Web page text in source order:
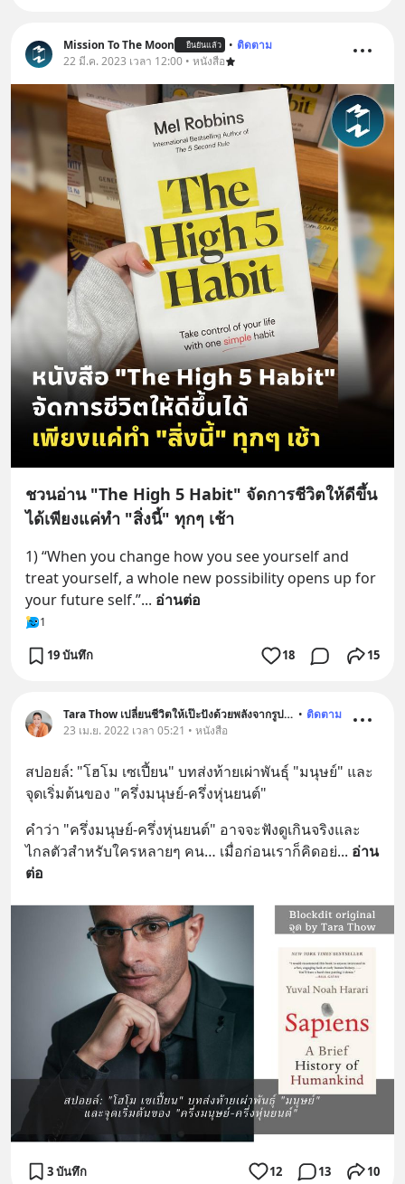
Mission To The Moon ยืนยันแล้ว • ติดตาม
22 มี.ค. 2023 เวลา 12:00 • หนังสือ
ชวนอ่าน "The High 5 Habit" จัดการชีวิตให้ดีขึ้น
ได้เพียงแค่ทำ "สิ่งนี้" ทุกๆ เช้า
1) “When you change how you see yourself and
treat yourself, a whole new possibility opens up for
your future self.”... อ่านต่อ
1
19 บันทึก 18 15
Tara Thow เปลี่ยนชีวิตให้เป๊ะปังด้วยพลังจากรูปภาพ • ติดตาม
23 เม.ย. 2022 เวลา 05:21 • หนังสือ
สปอยล์: "โฮโม เซเปี้ยน" บทส่งท้ายเผ่าพันธุ์ "มนุษย์" และ
จุดเริ่มต้นของ "ครึ่งมนุษย์-ครึ่งหุ่นยนต์"
คำว่า "ครึ่งมนุษย์-ครึ่งหุ่นยนต์" อาจจะฟังดูเกินจริงและ
ไกลตัวสำหรับใครหลายๆ คน… เมื่อก่อนเราก็คิดอย่... อ่าน
ต่อ
3 บันทึก 12 13 10